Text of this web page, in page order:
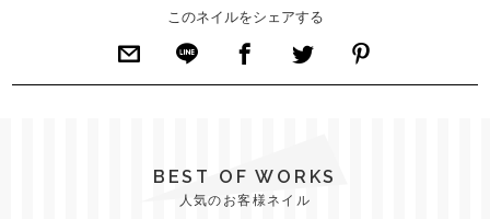
このネイルをシェアする
BEST OF WORKS
人気のお客様ネイル